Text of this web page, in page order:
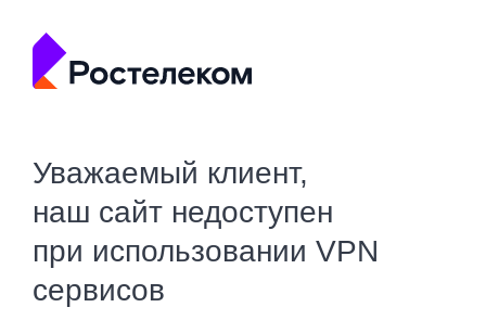
Уважаемый клиент,
наш сайт недоступен
при использовании VPN
сервисов